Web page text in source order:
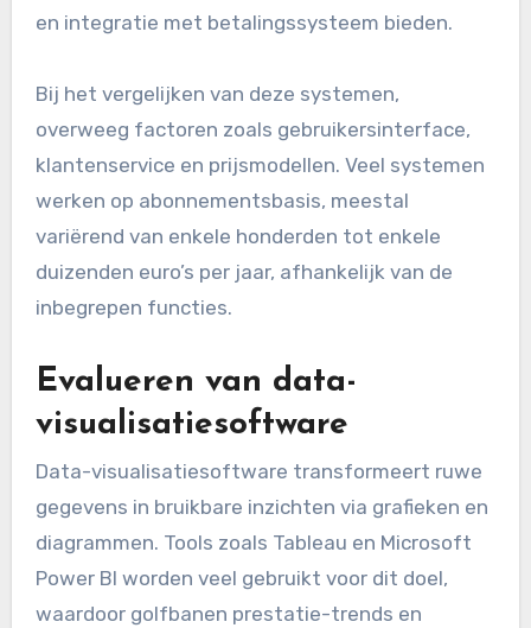
en integratie met betalingssysteem bieden.
Bij het vergelijken van deze systemen,
overweeg factoren zoals gebruikersinterface,
klantenservice en prijsmodellen. Veel systemen
werken op abonnementsbasis, meestal
variërend van enkele honderden tot enkele
duizenden euro’s per jaar, afhankelijk van de
inbegrepen functies.
Evalueren van data-
visualisatiesoftware
Data-visualisatiesoftware transformeert ruwe
gegevens in bruikbare inzichten via grafieken en
diagrammen. Tools zoals Tableau en Microsoft
Power BI worden veel gebruikt voor dit doel,
waardoor golfbanen prestatie-trends en